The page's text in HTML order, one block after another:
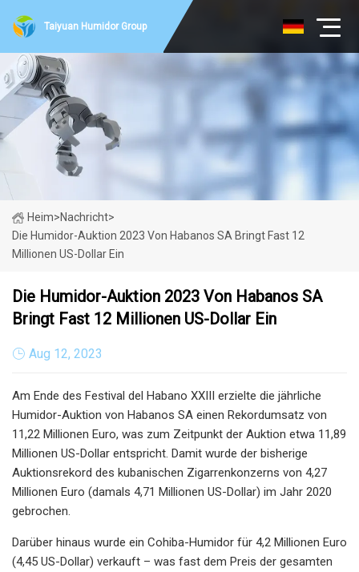
Taiyuan Humidor Group
Heim>Nachricht>
Die Humidor-Auktion 2023 Von Habanos SA Bringt Fast 12
Millionen US-Dollar Ein
Die Humidor-Auktion 2023 Von Habanos SA
Bringt Fast 12 Millionen US-Dollar Ein
Aug 12, 2023
Am Ende des Festival del Habano XXIII erzielte die jährliche
Humidor-Auktion von Habanos SA einen Rekordumsatz von
11,22 Millionen Euro, was zum Zeitpunkt der Auktion etwa 11,89
Millionen US-Dollar entspricht. Damit wurde der bisherige
Auktionsrekord des kubanischen Zigarrenkonzerns von 4,27
Millionen Euro (damals 4,71 Millionen US-Dollar) im Jahr 2020
gebrochen.
Darüber hinaus wurde ein Cohiba-Humidor für 4,2 Millionen Euro
(4,45 US-Dollar) verkauft – was fast dem Preis der gesamten